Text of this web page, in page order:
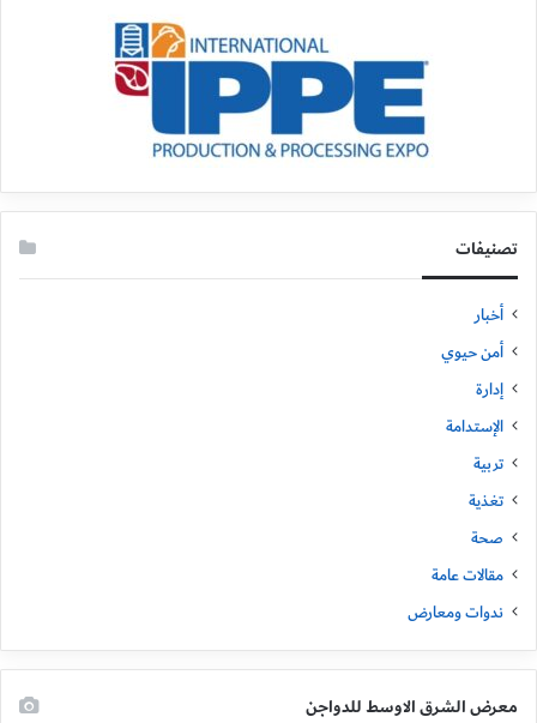
تصنيفات
أخبار
أمن حيوي
إدارة
الإستدامة
تربية
تغذية
صحة
مقالات عامة
ندوات ومعارض
معرض الشرق الاوسط للدواجن